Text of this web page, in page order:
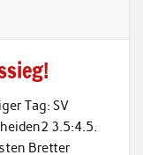
Tag: SV
3.5:4.5.
Bretter